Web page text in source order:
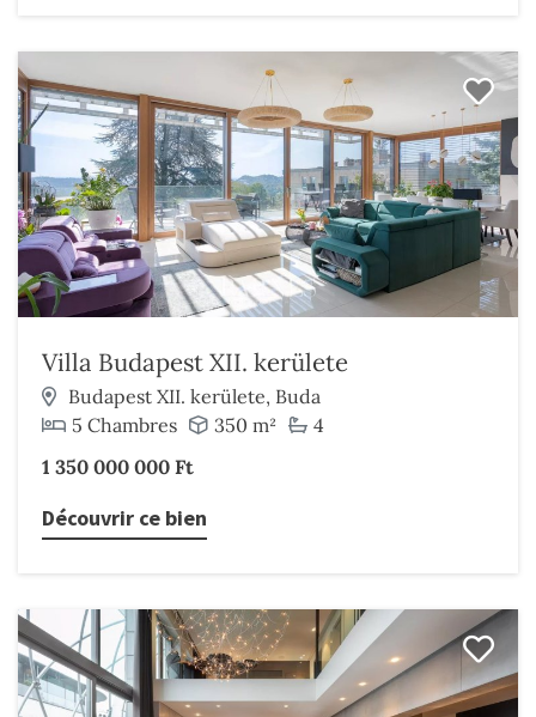
Villa Budapest XII. kerülete
Budapest XII. kerülete, Buda
5 Chambres
350 m²
4
1 350 000 000 Ft
Découvrir ce bien